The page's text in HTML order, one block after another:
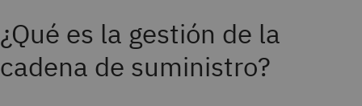
¿Qué es la gestión de la
cadena de suministro?